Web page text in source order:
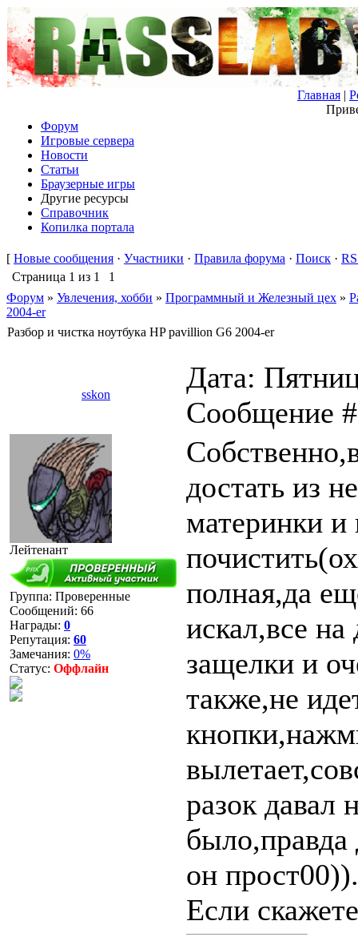
Главная |
Форум
Игровые сервера
Новости
Статьи
Браузерные игры
Другие ресурсы
Справочник
Копилка портала
[ Новые сообщения · Участники · Правила форума · Поиск ·
Страница 1 из 1
1
Форум » Увлечения, хобби » Программный и Железный цех »
2004-er
Разбор и чистка ноутбука HP pavillion G6 2004-er
sskon
Дата:
Сообщение
Лейтенант
Группа: Проверенные
Сообщений: 66
Награды: 0
Репутация: 60
Замечания: 0%
Статус: Оффлайн
достать из
материнки и
полная,да
искал,все
защелки и
также,не
разок давал
он прост00)).
Если